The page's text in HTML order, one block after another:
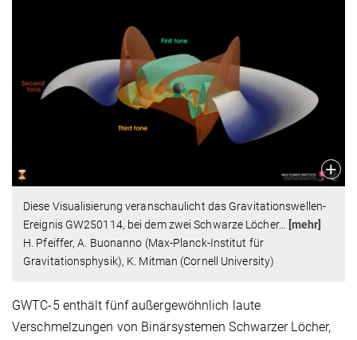
Diese Visualisierung veranschaulicht das Gravitationswellen-
Ereignis GW250114, bei dem zwei Schwarze Löcher… [mehr]
H. Pfeiffer, A. Buonanno (Max-Planck-Institut für
Gravitationsphysik), K. Mitman (Cornell University)
GWTC-5 enthält fünf außergewöhnlich laute
Verschmelzungen von Binärsystemen Schwarzer Löcher,